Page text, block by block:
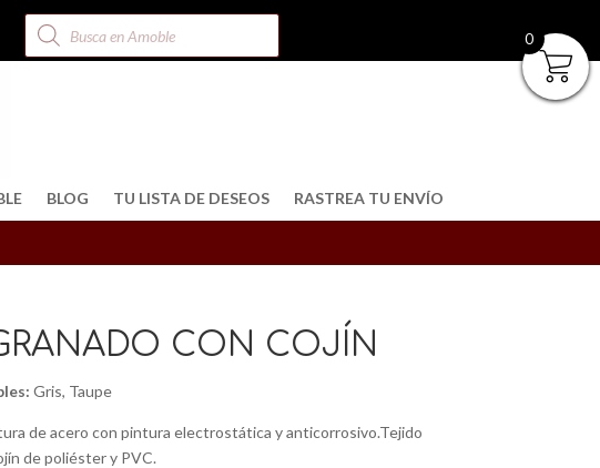
Búsqueda
de
productos
BLOG TU LISTA DE DESEOS RASTREA TU ENVÍO
CON COJÍN
Gris, Taupe
de acero con pintura electrostática y anticorrosivo.Tejido
de poliéster y PVC.
0